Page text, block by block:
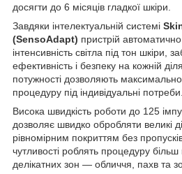
досягти до 6 місяців гладкої шкіри.
Завдяки інтелектуальній системі
(SensoAdapt) пристрій
інтенсивність світла під тон шкіри,
ефективність і безпеку на кожній
потужності дозволяють
процедуру під індивідуальні потреби.
Висока швидкість роботи до 125
дозволяє швидко обробляти великі
рівномірним покриттям без
чутливості роблять процедуру
делікатних зон — обличчя, пахв та